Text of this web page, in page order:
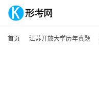
首页 江苏开放大学历年真题